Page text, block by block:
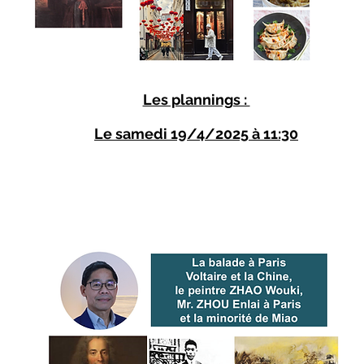
Les plannings :
Le samedi 19/4/2025 à 11:30